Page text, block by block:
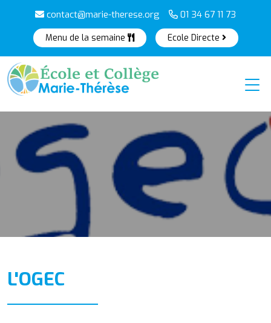
contact@marie-therese.org 01 34 67 11 73
Menu de la semaine Ecole Directe
L'OGEC